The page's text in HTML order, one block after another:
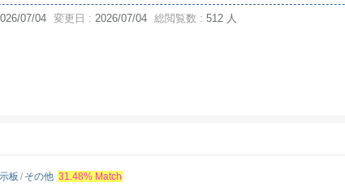
07/04 変更日 : 2026/07/04 総閲覧数 : 512 人
板 / その他 31.48% Match